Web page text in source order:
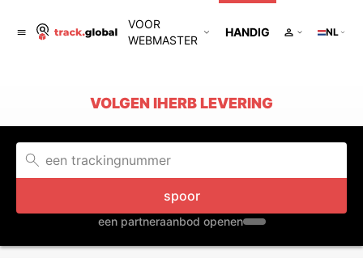
VOOR
WEBMASTER
HANDIG NL
VOLGEN IHERB LEVERING
spoor
een partneraanbod openen